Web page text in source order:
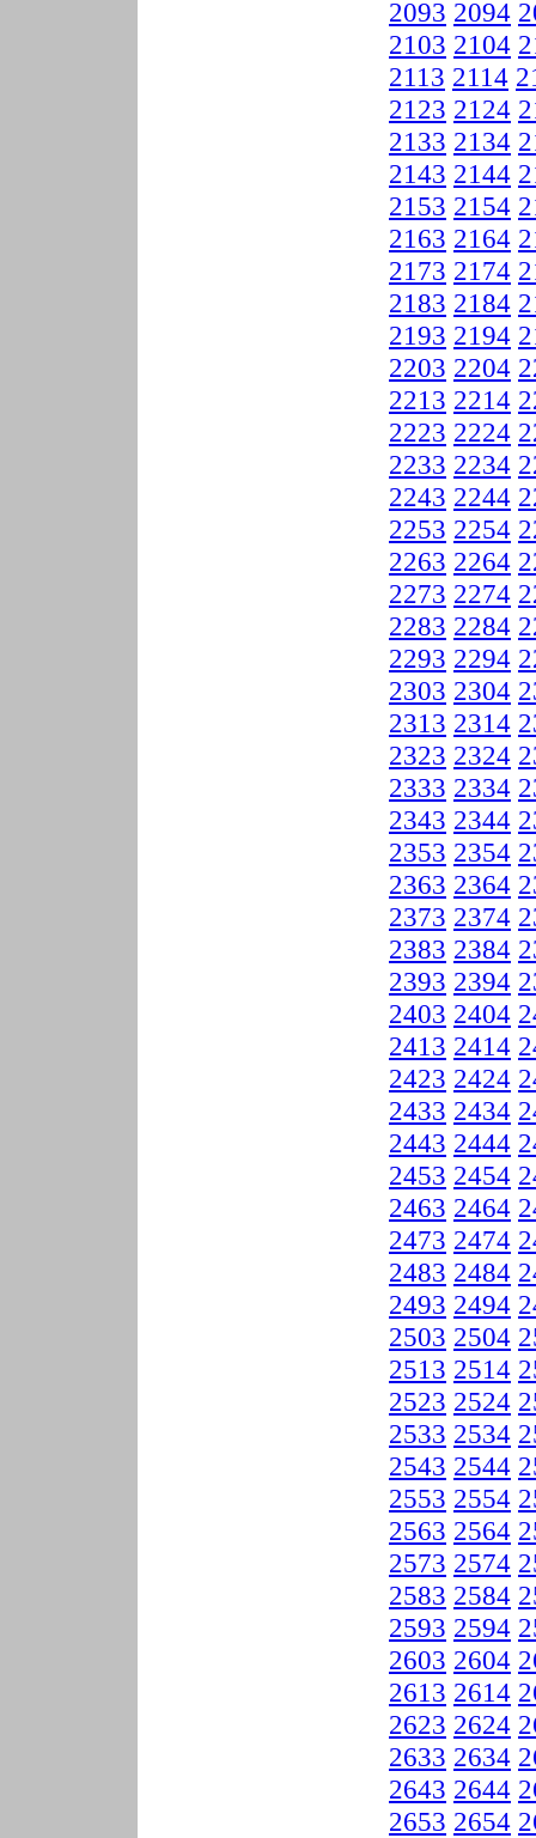
2093 2094
2103 2104
2113 2114
2123 2124
2133 2134
2143 2144
2153 2154
2163 2164
2173 2174
2183 2184
2193 2194
2203 2204
2213 2214
2223 2224
2233 2234
2243 2244
2253 2254
2263 2264
2273 2274
2283 2284
2293 2294
2303 2304
2313 2314
2323 2324
2333 2334
2343 2344
2353 2354
2363 2364
2373 2374
2383 2384
2393 2394
2403 2404
2413 2414
2423 2424
2433 2434
2443 2444
2453 2454
2463 2464
2473 2474
2483 2484
2493 2494
2503 2504
2513 2514
2523 2524
2533 2534
2543 2544
2553 2554
2563 2564
2573 2574
2583 2584
2593 2594
2603 2604
2613 2614
2623 2624
2633 2634
2643 2644
2653 2654